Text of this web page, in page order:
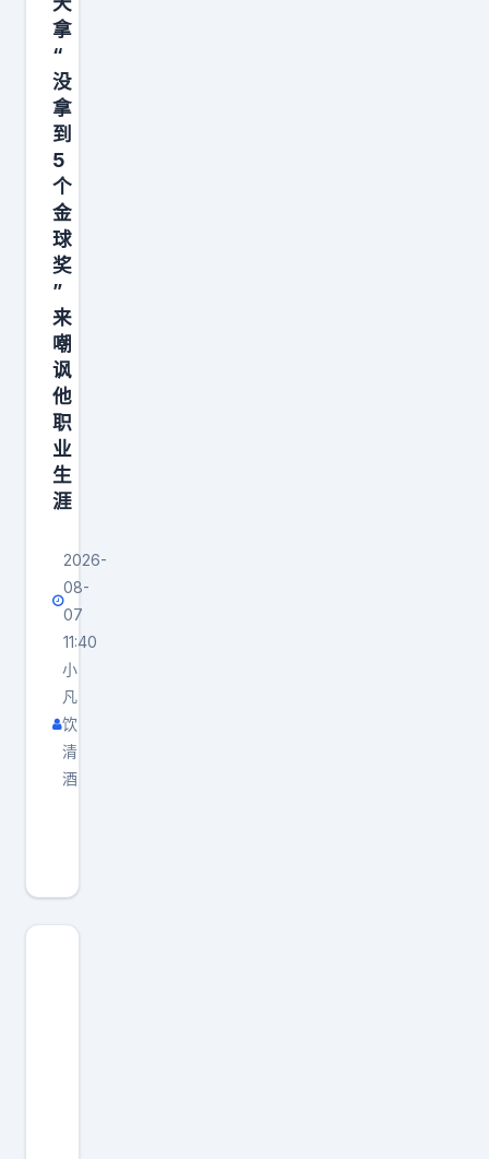
家
个
关
着
门
、
开
着
拿
“
没
拿
到
5
个
金
球
奖
”
来
嘲
讽
他
职
业
生
涯
2026-
08-
07
11:40
小
凡
饮
清
酒
到
内